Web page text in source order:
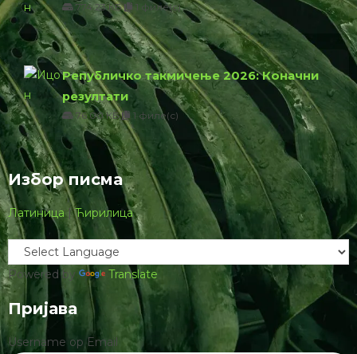
774.23 КБ 1 филе(с)
Републичко такмичење 2026: Коначни
резултати
76.00 КБ 1 филе(с)
Избор писма
Латиница |Ћирилица
Powered by Translate
Пријава
Username ор Email